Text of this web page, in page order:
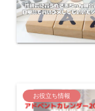
お役立ち情報